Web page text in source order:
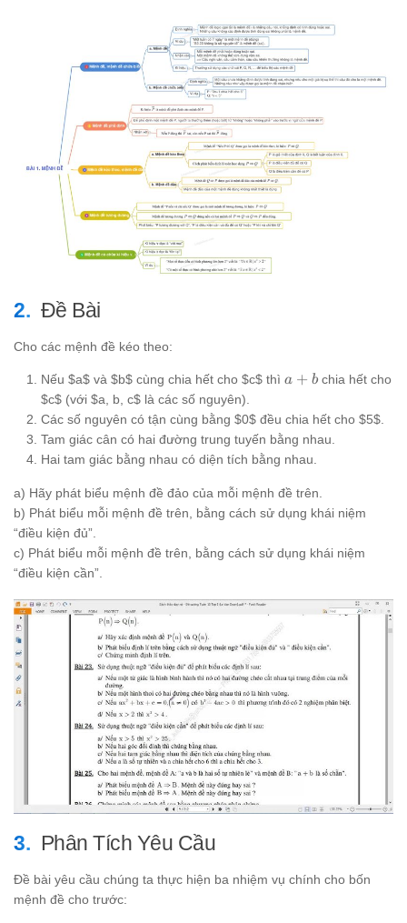
Đề Bài
Cho các mệnh đề kéo theo:
Nếu $a$ và $b$ cùng chia hết cho $c$ thì a+b
a + bchia hết cho
$c$ (với $a, b, c$ là các số nguyên).
Các số nguyên có tận cùng bằng $0$ đều chia hết cho $5$.
Tam giác cân có hai đường trung tuyến bằng nhau.
Hai tam giác bằng nhau có diện tích bằng nhau.
a) Hãy phát biểu mệnh đề đảo của mỗi mệnh đề trên.
b) Phát biểu mỗi mệnh đề trên, bằng cách sử dụng khái niệm
“điều kiện đủ”.
c) Phát biểu mỗi mệnh đề trên, bằng cách sử dụng khái niệm
“điều kiện cần”.
Phân Tích Yêu Cầu
Đề bài yêu cầu chúng ta thực hiện ba nhiệm vụ chính cho bốn
mệnh đề cho trước: